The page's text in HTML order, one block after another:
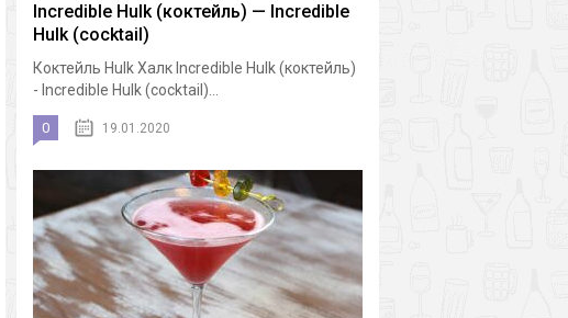
Incredible Hulk (коктейль) — Incredible
Hulk (cocktail)
Коктейль Hulk Халк Incredible Hulk (коктейль)
- Incredible Hulk (cocktail)...
0 19.01.2020